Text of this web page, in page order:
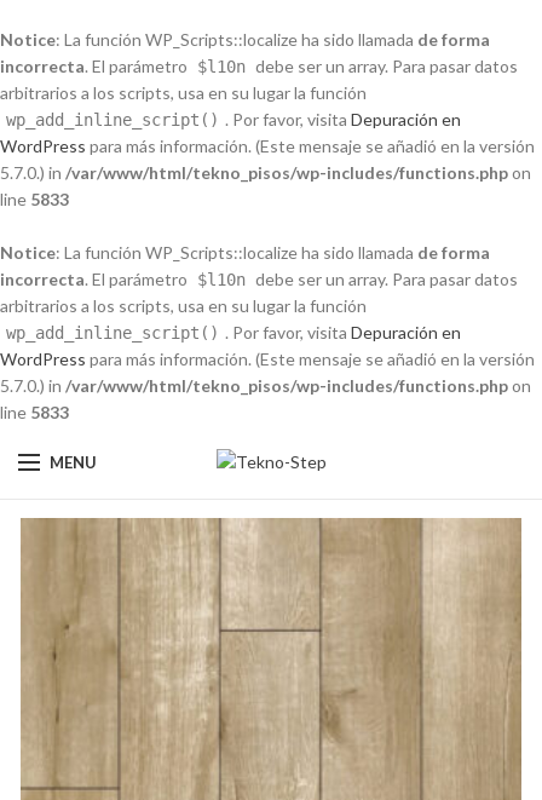
Notice: La función WP_Scripts::localize ha sido llamada de forma
incorrecta. El parámetro $l10n debe ser un array. Para pasar datos
arbitrarios a los scripts, usa en su lugar la función
wp_add_inline_script() . Por favor, visita Depuración en
WordPress para más información. (Este mensaje se añadió en la versión
5.7.0.) in /var/www/html/tekno_pisos/wp-includes/functions.phpon
line 5833
Notice: La función WP_Scripts::localize ha sido llamada de forma
incorrecta. El parámetro $l10n debe ser un array. Para pasar datos
arbitrarios a los scripts, usa en su lugar la función
wp_add_inline_script() . Por favor, visita Depuración en
WordPress para más información. (Este mensaje se añadió en la versión
5.7.0.) in /var/www/html/tekno_pisos/wp-includes/functions.phpon
line 5833
MENU